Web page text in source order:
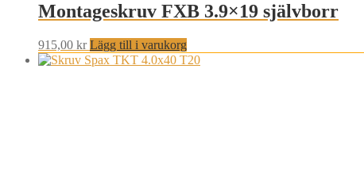
Montageskruv FXB 3.9×19 självborr
915,00 kr Lägg till i varukorg